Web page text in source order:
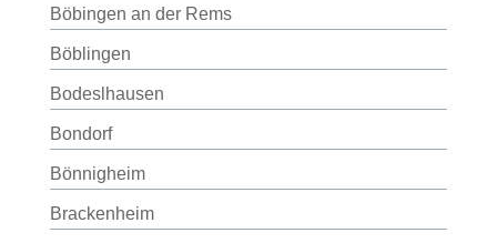
Böbingen an der Rems
Böblingen
Bodeslhausen
Bondorf
Bönnigheim
Brackenheim